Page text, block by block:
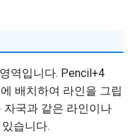
역입니다. Pencil+4
배치하여 라인을 그립
자국과 같은 라인이나
습니다.